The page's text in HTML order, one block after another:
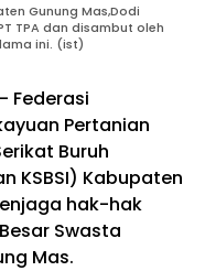
Gunung Mas,Dodi
TPA dan disambut oleh
ini. (ist)
Federasi
Pertanian
Buruh
KSBSI) Kabupaten
hak-hak
Swasta
Mas.